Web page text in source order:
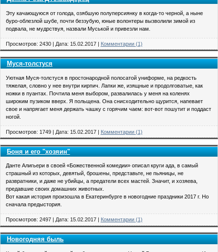
Эту качающуюся от голода, озябшую полуперсиянку в когда-то черной, а ныне
буро-облезлой шубе, почти беззубую, юные волонтеры вызволили зимой из
подвала, не мудрствуя, назвали Муськой и привезли нам.
Просмотров: 2430 | Дата: 15.02.2017 | Комментарии (1)
Муся-толстуся
Уютная Муся-толстуся в простонародной полосатой униформе, на редкость
тяжелая, словно у нее внутри кирпич. Лапки же, изящные и продолговатые, как
ножки в пуантах. Почтила меня выбором, развалилась у меня на коленях
широким пузиком вверх. Я польщена. Она снисходительно щурится, напевает
свое и напрягает меня держать чашку с горячим чаем: вот-вот пошутит и поддаст
ногой.
Просмотров: 1749 | Дата: 15.02.2017 | Комментарии (1)
Боня и его "хозяин"
Данте Алигьери в своей «Божественной комедии» описал круги ада, в самый
страшный из которых, девятый, брошены, представьте, не пьяницы, не
развратники, и даже не убийцы, а предатели всех мастей. Значит, и хозяева,
предавшие своих домашних животных.
Вот какая история произошла в Екатеринбурге в новогодние праздники 2017 г. Но
сначала предыстория.
Просмотров: 2497 | Дата: 15.02.2017 Комментарии (1)
Новогодняя быль